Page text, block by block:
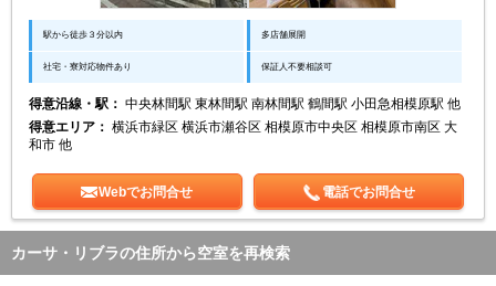
駅から徒歩３分以内 多店舗展開
社宅・寮対応物件あり 保証人不要相談可
得意沿線・駅： 中央林間駅 東林間駅 南林間駅 鶴間駅 小田急相模原駅 他
得意エリア： 横浜市緑区 横浜市瀬谷区 相模原市中央区 相模原市南区 大
和市 他
Webでお問合せ 電話でお問合せ
カーサ・リブラの住所から空室を再検索